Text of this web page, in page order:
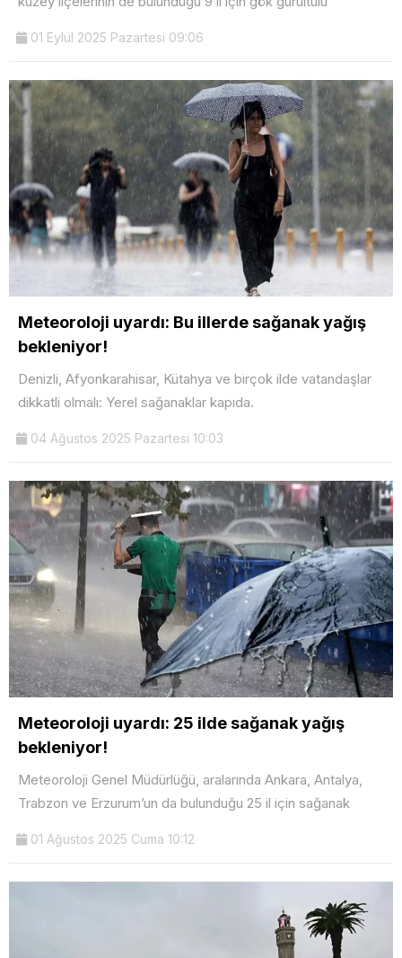
01 Eylül 2025 Pazartesi 09:06
Meteoroloji uyardı: Bu illerde sağanak yağış
bekleniyor!
Denizli, Afyonkarahisar, Kütahya ve birçok ilde vatandaşlar
dikkatli olmalı: Yerel sağanaklar kapıda.
04 Ağustos 2025 Pazartesi 10:03
Meteoroloji uyardı: 25 ilde sağanak yağış
bekleniyor!
Meteoroloji Genel Müdürlüğü, aralarında Ankara, Antalya,
Trabzon ve Erzurum’un da bulunduğu 25 il için sağanak
01 Ağustos 2025 Cuma 10:12